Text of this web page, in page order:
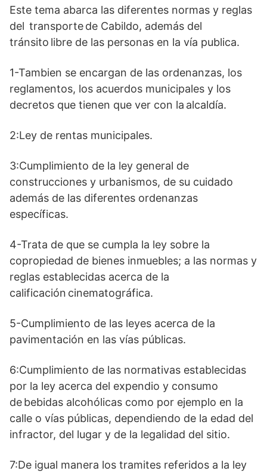
Este tema abarca las diferentes normas y reglas
del transporte de Cabildo, además del
tránsito libre de las personas en la vía publica.
1-Tambien se encargan de las ordenanzas, los
reglamentos, los acuerdos municipales y los
decretos que tienen que ver con la alcaldía.
2:Ley de rentas municipales.
3:Cumplimiento de la ley general de
construcciones y urbanismos, de su cuidado
además de las diferentes ordenanzas
específicas.
4-Trata de que se cumpla la ley sobre la
copropiedad de bienes inmuebles; a las normas y
reglas establecidas acerca de la
calificación cinematográfica.
5-Cumplimiento de las leyes acerca de la
pavimentación en las vías públicas.
6:Cumplimiento de las normativas establecidas
por la ley acerca del expendio y consumo
de bebidas alcohólicas como por ejemplo en la
calle o vías públicas, dependiendo de la edad del
infractor, del lugar y de la legalidad del sitio.
7:De igual manera los tramites referidos a la ley